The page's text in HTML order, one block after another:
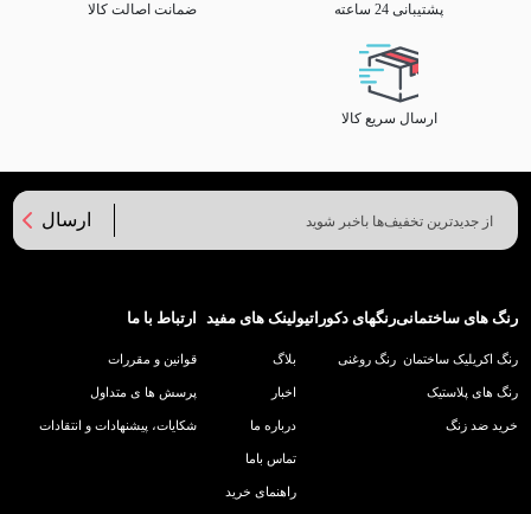
پشتیبانی 24 ساعته ضمانت اصالت کالا
ارسال سریع کالا
ارسال
رنگ های ساختمانی
رنگ اکریلیک ساختمان
رنگ های پلاستیک
خرید ضد زنگ
رنگهای دکوراتیو
رنگ روغنی
لینک های مفید
بلاگ
اخبار
درباره ما
تماس باما
راهنمای خرید
ارتباط با ما
قوانین و مقررات
پرسش ها ی متداول
شکایات، پیشنهادات و انتقادات